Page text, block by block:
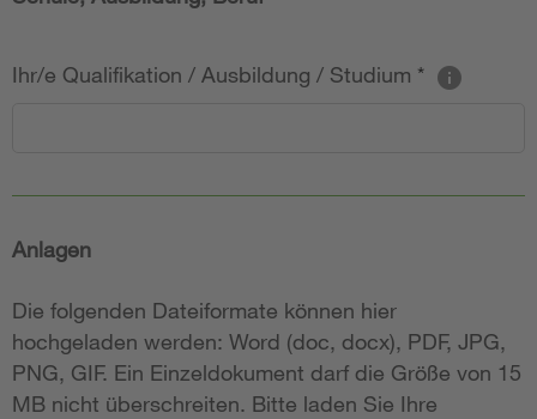
Ihr/e Qualifikation / Ausbildung / Studium *
Anlagen
Die folgenden Dateiformate können hier
hochgeladen werden: Word (doc, docx), PDF, JPG,
PNG, GIF. Ein Einzeldokument darf die Größe von 15
MB nicht überschreiten. Bitte laden Sie Ihre